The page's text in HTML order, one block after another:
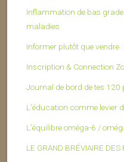
Inflammation de bas
maladies
Informer plutôt que vendre
Inscription & Connection
Journal de bord de tes 120
L’éducation comme levier
L’équilibre oméga-6 /
LE GRAND BRÉVIAIRE